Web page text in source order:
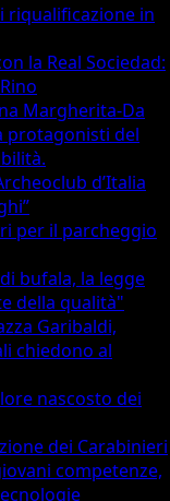
riqualificazione in
la Real Sociedad:
Margherita-Da
protagonisti del
d’Italia
per il parcheggio
bufala, la legge
della qualità"
Garibaldi,
chiedono al
nascosto dei
dei Carabinieri
competenze,